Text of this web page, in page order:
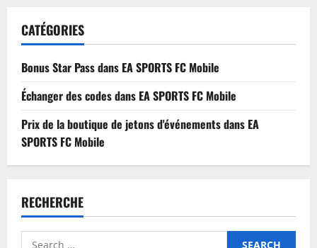
CATÉGORIES
Bonus Star Pass dans EA SPORTS FC Mobile
Échanger des codes dans EA SPORTS FC Mobile
Prix de la boutique de jetons d'événements dans EA
SPORTS FC Mobile
RECHERCHE
Search